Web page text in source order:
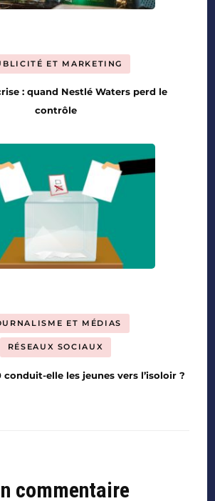
ET MARKETING
: quand Nestlé Waters perd le
contrôle
ET MÉDIAS
RÉSEAUX SOCIAUX
conduit-elle les jeunes vers l’isoloir ?
commentaire